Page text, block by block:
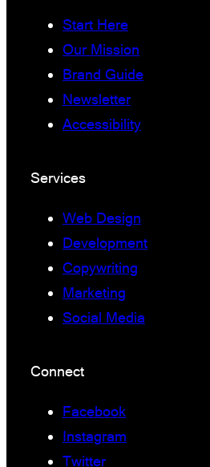
Start Here
Our Mission
Brand Guide
Newsletter
Accessibility
Services
Web Design
Development
Copywriting
Marketing
Social Media
Connect
Facebook
Instagram
Twitter